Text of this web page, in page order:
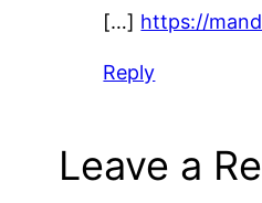
[…] https://
Reply
Leave a